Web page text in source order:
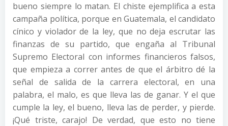
bueno siempre lo matan. El chiste ejemplifica a esta
campaña política, porque en Guatemala, el candidato
cínico y violador de la ley, que no deja escrutar las
finanzas de su partido, que engaña al Tribunal
Supremo Electoral con informes financieros falsos,
que empieza a correr antes de que el árbitro dé la
señal de salida de la carrera electoral, en una
palabra, el malo, es que lleva las de ganar. Y el que
cumple la ley, el bueno, lleva las de perder, y pierde.
¡Qué triste, carajo! De verdad, que esto no tiene